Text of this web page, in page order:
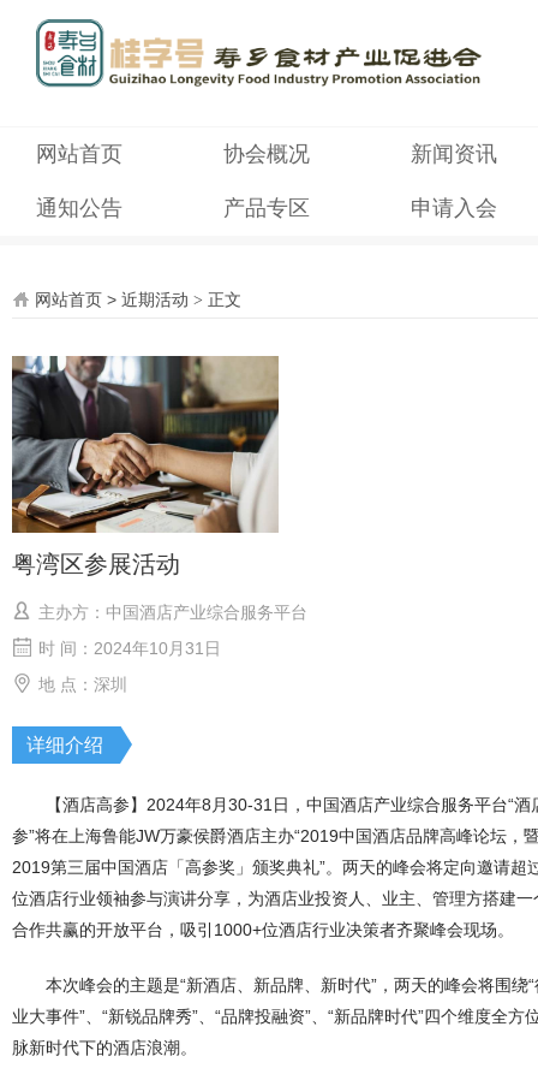
网站首页 协会概况 新闻资讯
通知公告 产品专区 申请入会
网站首页 > 近期活动 > 正文
粤湾区参展活动
主办方：中国酒店产业综合服务平台
时 间：2024年10月31日
地 点：深圳
详细介绍
【酒店高参】2024年8月30-31日，中国酒店产业综合服务平台“酒
参”将在上海鲁能JW万豪侯爵酒店主办“2019中国酒店品牌高峰论坛，
2019第三届中国酒店「高参奖」颁奖典礼”。两天的峰会将定向邀请超
位酒店行业领袖参与演讲分享，为酒店业投资人、业主、管理方搭建一
合作共赢的开放平台，吸引1000+位酒店行业决策者齐聚峰会现场。
本次峰会的主题是“新酒店、新品牌、新时代”，两天的峰会将围绕“
业大事件”、“新锐品牌秀”、“品牌投融资”、“新品牌时代”四个维度全方
脉新时代下的酒店浪潮。